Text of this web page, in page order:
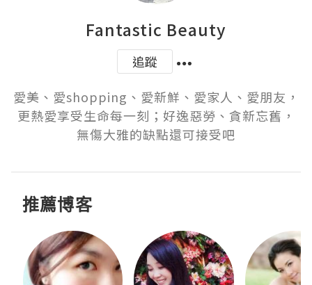
Fantastic Beauty
追蹤
愛美、愛shopping、愛新鮮、愛家人、愛朋友，
更熱愛享受生命每一刻；好逸惡勞、貪新忘舊，
無傷大雅的缺點還可接受吧
推薦博客